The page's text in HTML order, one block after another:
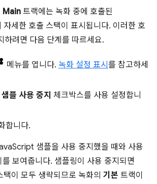
Main 트랙에는 녹화 중에 호출된
세한 호출 스택이 표시됩니다. 이러한 호
하려면 다음 단계를 따르세요.
메뉴를 엽니다. 녹화 설정 표시 를 참고하세
플 사용 중지 체크박스를 사용 설정합니
합니다.
샘플을 사용 중지했을 때와 사용
보여줍니다. 샘플링이 사용 중지되면
이 모두 생략되므로 녹화의 기본 트랙이